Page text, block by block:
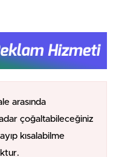
arasında
çoğaltabileceğiniz
kısalabilme